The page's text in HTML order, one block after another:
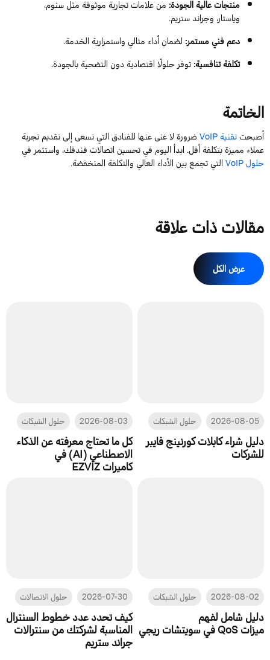
منتجات عالية الجودة: من علامات تجارية موثوقة مثلسنوم،
وياستار، وجراند ستريم.
دعم فني مستمر: لضمان أداء مثالي واستمرارية الخدمة.
تكلفة تنافسية:توفر حلولًا اقتصادية دون التضحية بالجودة.
الخاتمة
أصبحتتقنيةVoIPضرورة لا غنى عنها للفنادق التي تسعى إلى تقديم تجربة
عملاء مميزة بتكلفة أقل. ابدأ اليوم في تحسين اتصالات فندقك، واستثمر في
حلولVoIPالتي تجمع بين الأداء العالي والتكلفة المنخفضة.
مقالات ذات علاقة
عرض الكل
2026-08-05 حلول الشبكات
دليل شراء كابلات كورنينج فايبر
للشركات
2026-08-03 حلول الشبكات
كل ما تحتاج معرفته عن الذكاء
الاصطناعي (AI) في
كاميرات EZVIZ
2026-08-02 حلول الشبكات
دليل شامل لفهم
ميزات QoS في سويتشات ريجي
2026-07-30 حلول الاتصالات
كيف تحدد عدد خطوط السنترال
المناسبة لشركتك من سنترالات
جراند ستريم